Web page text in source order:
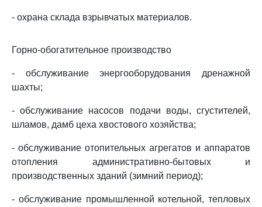
- охрана склада взрывчатых материалов.
Горно-обогатительное производство
- обслуживание энергооборудования дренажной
шахты;
- обслуживание насосов подачи воды, сгустителей,
шламов, дамб цеха хвостового хозяйства;
- обслуживание отопительных агрегатов и аппаратов
отопления административно-бытовых и
производственных зданий (зимний период);
- обслуживание промышленной котельной, тепловых